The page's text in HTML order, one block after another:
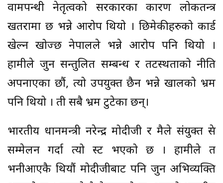
वामपन्थी नेतृत्वको सरकारका कारण लोकतन्त्र
खतरामा छ भन्ने आरोप थियो । छिमेकीहरुको कार्ड
खेल्न खोज्छ नेपालले भन्ने आरोप पनि थियो ।
हामीले जुन सन्तुलित सम्बन्ध र तटस्थताको नीति
अपनाएका छौं, त्यो उपयुक्त छैन भन्ने खालको भ्रम
पनि थियो । ती सबै भ्रम टुटेका छन्।
भारतीय प्रधानमन्त्री नरेन्द्र मोदीजी र मैले संयुक्त प्रेस
सम्मेलन गर्दा त्यो प्रस्ट भएको छ । हामीले त
भनीआएकै थियौं मोदीजीबाट पनि जुन अभिव्यक्ति